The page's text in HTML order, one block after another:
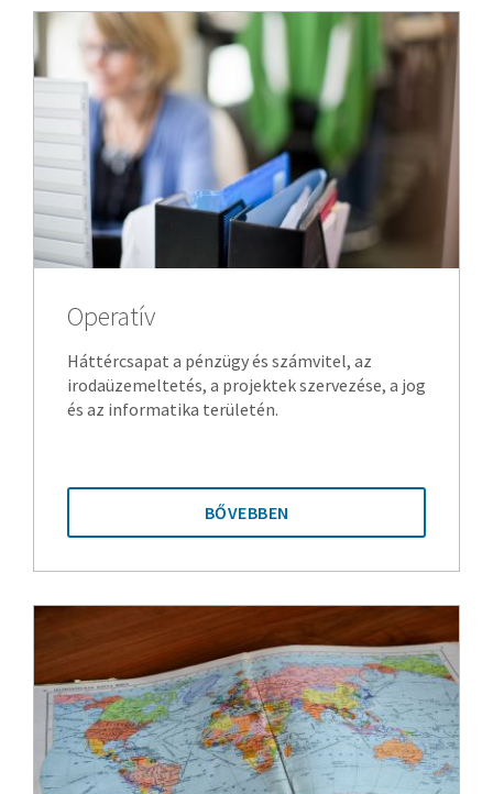
Operatív
Háttércsapat a pénzügy és számvitel, az
irodaüzemeltetés, a projektek szervezése, a jog
és az informatika területén.
BŐVEBBEN